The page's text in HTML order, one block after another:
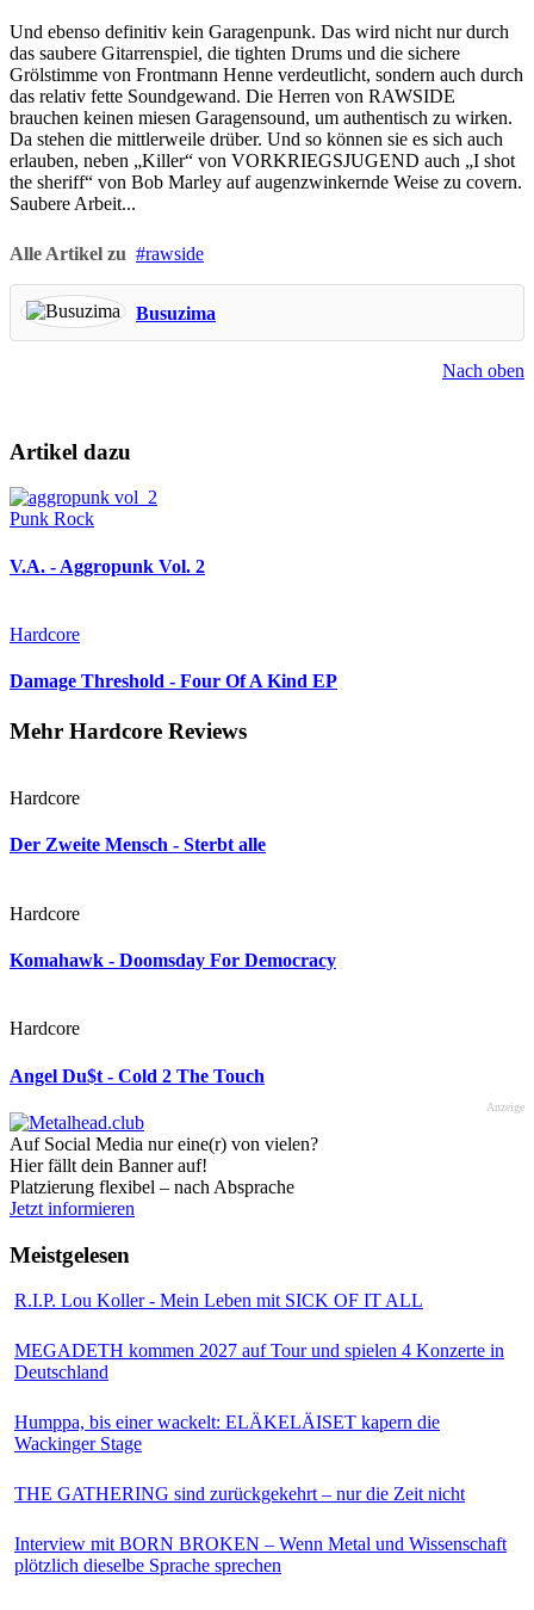
Und ebenso definitiv kein Garagenpunk. Das wird nicht nur durch
das saubere Gitarrenspiel, die tighten Drums und die sichere
Grölstimme von Frontmann Henne verdeutlicht, sondern auch durch
das relativ fette Soundgewand. Die Herren von RAWSIDE
brauchen keinen miesen Garagensound, um authentisch zu wirken.
Da stehen die mittlerweile drüber. Und so können sie es sich auch
erlauben, neben „Killer“ von VORKRIEGSJUGEND auch „I shot
the sheriff“ von Bob Marley auf augenzwinkernde Weise zu covern.
Saubere Arbeit...
Alle Artikel zu rawside
Busuzima
Nach oben
Artikel dazu
Punk Rock
V.A. - Aggropunk Vol. 2
Hardcore
Damage Threshold - Four Of A Kind EP
Mehr Hardcore Reviews
Hardcore
Der Zweite Mensch - Sterbt alle
Hardcore
Komahawk - Doomsday For Democracy
Hardcore
Angel Du$t - Cold 2 The Touch
Anzeige
Auf Social Media nur eine(r) von vielen?
Hier fällt dein Banner auf!
Platzierung flexibel – nach Absprache
Jetzt informieren
Meistgelesen
R.I.P. Lou Koller - Mein Leben mit SICK OF IT ALL
MEGADETH kommen 2027 auf Tour und spielen 4 Konzerte in
Deutschland
Humppa, bis einer wackelt: ELÄKELÄISET kapern die
Wackinger Stage
THE GATHERING sind zurückgekehrt – nur die Zeit nicht
Interview mit BORN BROKEN – Wenn Metal und Wissenschaft
plötzlich dieselbe Sprache sprechen